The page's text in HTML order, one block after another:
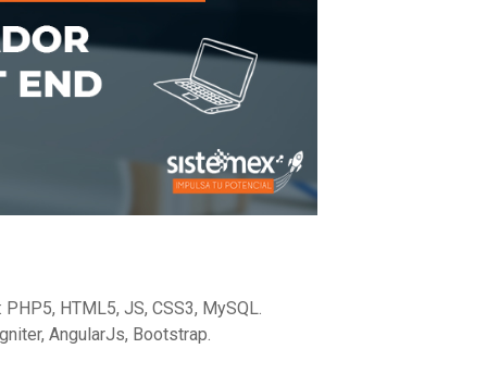
HTML5, JS, CSS3, MySQL.
AngularJs, Bootstrap.